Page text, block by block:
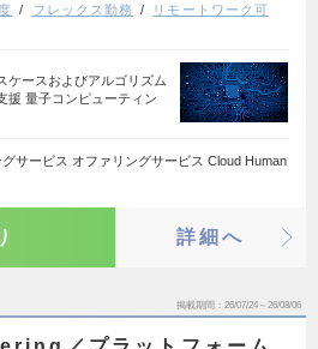
フレックス勤務
リモートワーク可
ケースおよびアルゴリズム
援 量子コンピューティン
サービス オファリングサービス Cloud Human
詳細へ
掲載期間 26/07/24～26/08/06